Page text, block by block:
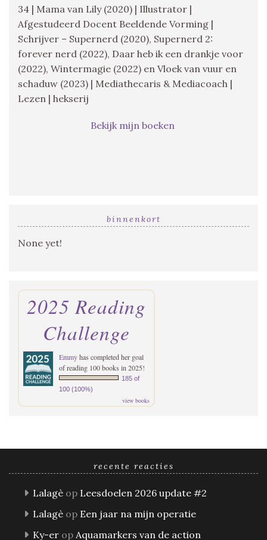
34 | Mama van Lily (2020) | Illustrator |
Afgestudeerd Docent Beeldende Vorming |
Schrijver – Supernerd (2020), Supernerd 2:
forever nerd (2022), Daar heb ik een drankje voor
(2022), Wintermagie (2022) en Vloek van vuur en
schaduw (2023) | Mediathecaris & Mediacoach |
Lezen | hekserij
Bekijk mijn boeken
binnenkort
None yet!
2025 Reading
Challenge
Emmyhas completed her goal
of reading 100 books in 2025!
185 of
100 (100%)
view books
recente reacties
Lalagè op Leesdoelen 2026 update #2
Lalagè op Een jaar na mijn operatie
Ky-er op Aquamarkers van de action